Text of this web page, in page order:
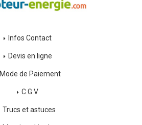
Infos Contact
Devis en ligne
Mode de Paiement
C.G.V
Trucs et astuces